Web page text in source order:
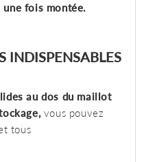
une fois montée.
INDISPENSABLES
au dos du maillot
vous pouvez
tous